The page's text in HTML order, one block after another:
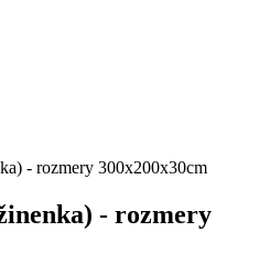
- rozmery 300x200x30cm
- rozmery